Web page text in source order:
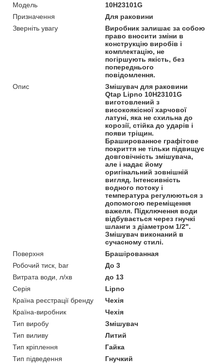
Модель
10H23101G
Призначення
Для раковини
Зверніть увагу
Виробник залишає за собою
право вносити зміни в
конструкцію виробів і
комплектацію, не
погіршують якість, без
попереднього
повідомлення.
Опис
Змішувач для раковини
Qtap Lipno 10H23101G
виготовлений з
високоякісної харчової
латуні, яка не схильна до
корозії, стійка до ударів і
появи тріщин.
Брашированное графітове
покриття не тільки підвищує
довговічність змішувача,
але і надає йому
оригінальний зовнішній
вигляд. Інтенсивність
водного потоку і
температура регулюються з
допомогою переміщення
важеля. Підключення води
відбувається через гнучкі
шланги з діаметром 1/2".
Змішувач виконаний в
сучасному стилі.
Поверхня
Брашірованная
Робочий тиск, bar
До 3
Витрата води, л/хв
до 13
Серія
Lipno
Країна реєстрації бренду
Чехія
Країна-виробник
Чехія
Тип виробу
Змішувач
Тип виливу
Литий
Тип кріплення
Гайка
Тип підведення
Гнучкий